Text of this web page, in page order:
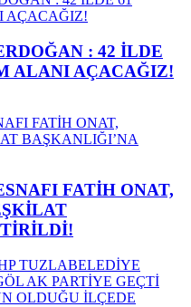
: 42 İLDE
ALANI AÇACAĞIZ!
FATİH ONAT,